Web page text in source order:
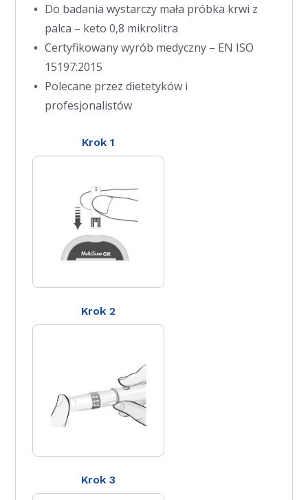
Do badania wystarczy mała próbka krwi z
palca – keto 0,8 mikrolitra
Certyfikowany wyrób medyczny – EN ISO
15197:2015
Polecane przez dietetyków i
profesjonalistów
Krok 1
Krok 2
Krok 3